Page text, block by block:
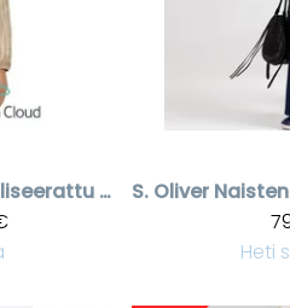
Naisten beige pliseerattu paita
S. Oliver
Heti